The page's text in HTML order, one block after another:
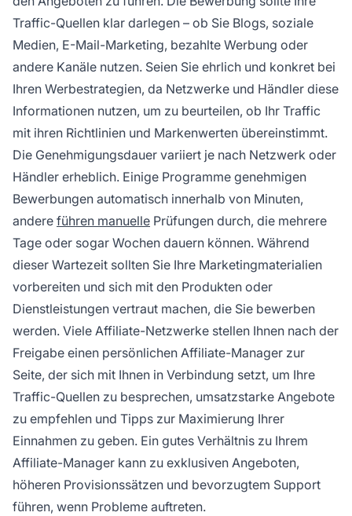
Traffic-Quellen klar darlegen – ob Sie Blogs, soziale
Medien, E-Mail-Marketing, bezahlte Werbung oder
andere Kanäle nutzen. Seien Sie ehrlich und konkret bei
Ihren Werbestrategien, da Netzwerke und Händler diese
Informationen nutzen, um zu beurteilen, ob Ihr Traffic
mit ihren Richtlinien und Markenwerten übereinstimmt.
Die Genehmigungsdauer variiert je nach Netzwerk oder
Händler erheblich. Einige Programme genehmigen
Bewerbungen automatisch innerhalb von Minuten,
andere führen manuelle Prüfungen durch, die mehrere
Tage oder sogar Wochen dauern können. Während
dieser Wartezeit sollten Sie Ihre Marketingmaterialien
vorbereiten und sich mit den Produkten oder
Dienstleistungen vertraut machen, die Sie bewerben
werden. Viele Affiliate-Netzwerke stellen Ihnen nach der
Freigabe einen persönlichen Affiliate-Manager zur
Seite, der sich mit Ihnen in Verbindung setzt, um Ihre
Traffic-Quellen zu besprechen, umsatzstarke Angebote
zu empfehlen und Tipps zur Maximierung Ihrer
Einnahmen zu geben. Ein gutes Verhältnis zu Ihrem
Affiliate-Manager kann zu exklusiven Angeboten,
höheren Provisionssätzen und bevorzugtem Support
führen, wenn Probleme auftreten.